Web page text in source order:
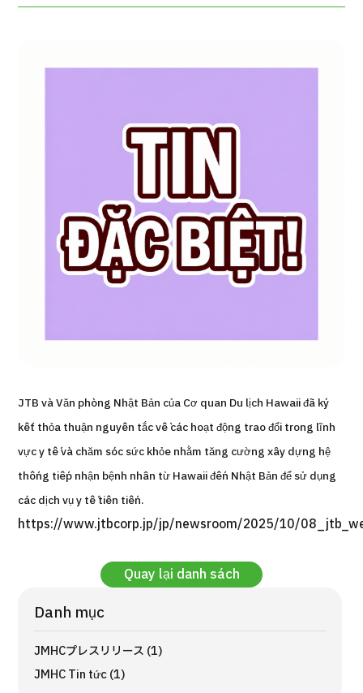
Chương trình
Tìm theo bộ phận / bệnh
Tìm theo xét nghiệm / phương pháp /
cách điều trị
Tìm kiếm y học thẩm mỹ
Dành cho cơ sở y tế
Công ty vận hành
Chính sách bảo vệ dữ liệu cá nhân
Tiếng Nhật
JTB và Văn phòng Nhật Bản của Cơ quan Du lịch Hawaii đã ký
kết thỏa thuận nguyên tắc về các hoạt động trao đổi trong lĩnh
vực y tế và chăm sóc sức khỏe nhằm tăng cường xây dựng hệ
thống tiếp nhận bệnh nhân từ Hawaii đến Nhật Bản để sử dụng
các dịch vụ y tế tiên tiến.
https://www.jtbcorp.jp/jp/newsroom/2025/10/
Quay lại danh sách
Danh mục
JMHCプレスリリース (1)
JMHC Tin tức (1)